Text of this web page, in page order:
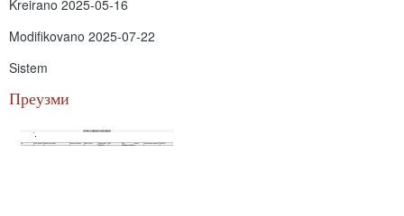
Kreirano 2025-05-16
Modifikovano 2025-07-22
Sistem
Преузми